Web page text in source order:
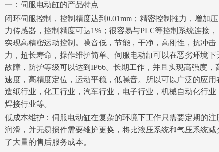
一： 伺服电动缸的产品特点
闭环伺服控制，控制精度达到0.01mm；精密控制推力，增加压
力传感器，控制精度可达1%；很容易与PLC等控制系统连接，
实现高精密运动控制。噪音低，节能，干净，高刚性，抗冲击
力，超长寿命，操作维护简单。伺服电动缸可以在恶劣环境下
故障，防护等级可以达到IP66。长期工作，并且实现高强度，
速度，高精度定位，运动平稳，低噪音。所以可以广泛的应用
造纸行业，化工行业，汽车行业，电子行业，机械自动化行业
焊接行业等。
低成本维护：伺服电动缸在复杂的环境下工作只需要定期的注
润滑，并无易损件需要维护更换，将比液压系统和气压系统减
了大量的售后服务成本。